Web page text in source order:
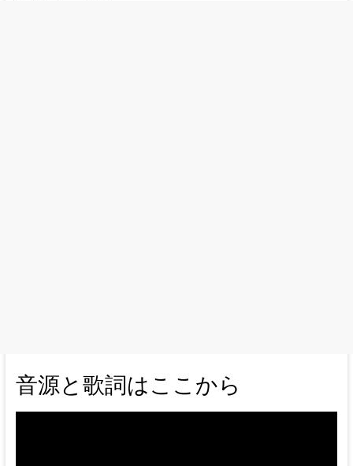
音源と歌詞はここから